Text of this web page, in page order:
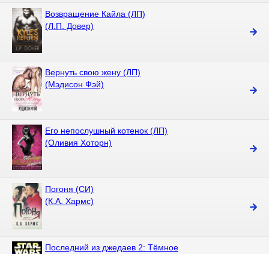
Возвращение Кайла (ЛП)
(Л.П. Довер)
Вернуть свою жену (ЛП)
(Мэдисон Фэй)
Его непослушный котенок (ЛП)
(Оливия Хоторн)
Погоня (СИ)
(К.А. Хармс)
Последний из джедаев 2: Тёмное